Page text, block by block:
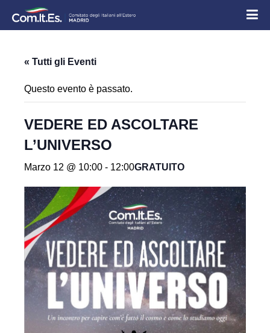
« Tutti gli Eventi
Questo evento è passato.
VEDERE ED ASCOLTARE
L’UNIVERSO
Marzo 12 @ 10:00 - 12:00GRATUITO